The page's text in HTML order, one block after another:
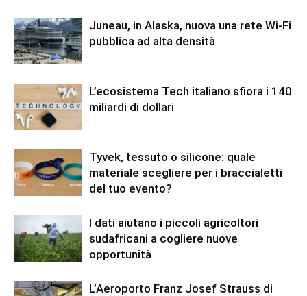
Juneau, in Alaska, nuova una rete Wi-Fi
pubblica ad alta densità
L’ecosistema Tech italiano sfiora i 140
miliardi di dollari
Tyvek, tessuto o silicone: quale
materiale scegliere per i braccialetti
del tuo evento?
I dati aiutano i piccoli agricoltori
sudafricani a cogliere nuove
opportunità
L’Aeroporto Franz Josef Strauss di